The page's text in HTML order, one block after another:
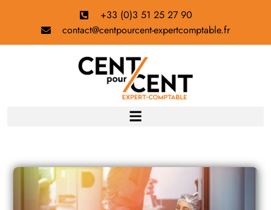
+33 (0)3 51 25 27 90
contact@centpourcent-expertcomptable.fr